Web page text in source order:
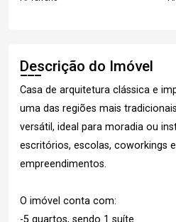
Descrição do Imóvel
Casa de arquitetura clássica e
uma das regiões mais
versátil, ideal para moradia ou
escritórios, escolas, coworkings
empreendimentos.
O imóvel conta com:
-5 quartos, sendo 1 suíte